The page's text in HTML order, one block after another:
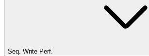
Seq. Write Perf.